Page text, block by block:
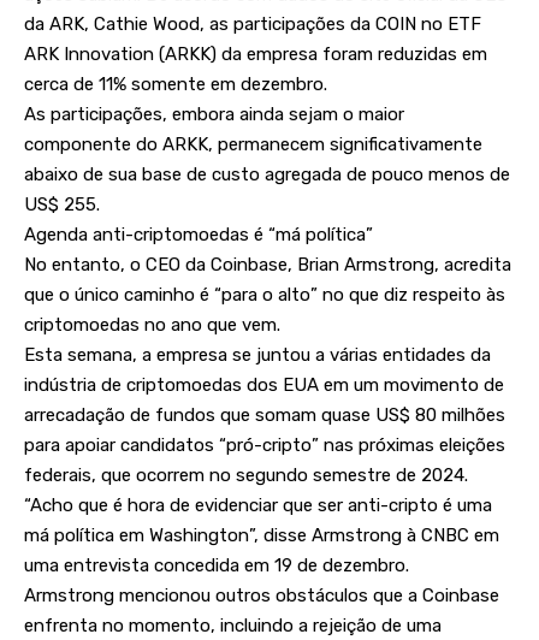
da ARK, Cathie Wood, as participações da COIN no ETF
ARK Innovation (ARKK) da empresa foram reduzidas em
cerca de 11% somente em dezembro.
As participações, embora ainda sejam o maior
componente do ARKK, permanecem significativamente
abaixo de sua base de custo agregada de pouco menos de
US$ 255.
Agenda anti-criptomoedas é “má política”
No entanto, o CEO da Coinbase, Brian Armstrong, acredita
que o único caminho é “para o alto” no que diz respeito às
criptomoedas no ano que vem.
Esta semana, a empresa se juntou a várias entidades da
indústria de criptomoedas dos EUA em um movimento de
arrecadação de fundos que somam quase US$ 80 milhões
para apoiar candidatos “pró-cripto” nas próximas eleições
federais, que ocorrem no segundo semestre de 2024.
“Acho que é hora de evidenciar que ser anti-cripto é uma
má política em Washington”, disse Armstrong à CNBC em
uma entrevista concedida em 19 de dezembro.
Armstrong mencionou outros obstáculos que a Coinbase
enfrenta no momento, incluindo a rejeição de uma